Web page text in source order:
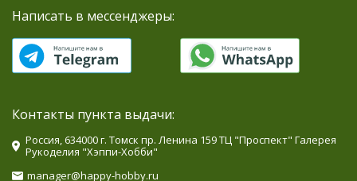
Написать в мессенджеры:
Контакты пункта выдачи:
Россия, 634000 г. Томск пр. Ленина 159 ТЦ "Проспект" Галерея
Рукоделия "Хэппи-Хобби"
manager@happy-hobby.ru